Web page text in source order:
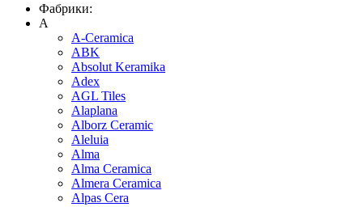
Фабрики:
A
A-Ceramica
ABK
Absolut Keramika
Adex
AGL Tiles
Alaplana
Alborz Ceramic
Aleluia
Alma
Alma Ceramica
Almera Ceramica
Alpas Cera